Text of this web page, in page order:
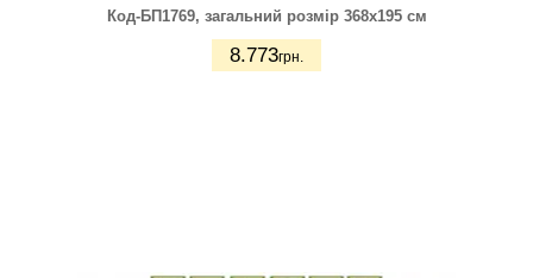
Код-БП1769, загальний розмір 368х195 см
8.773грн.